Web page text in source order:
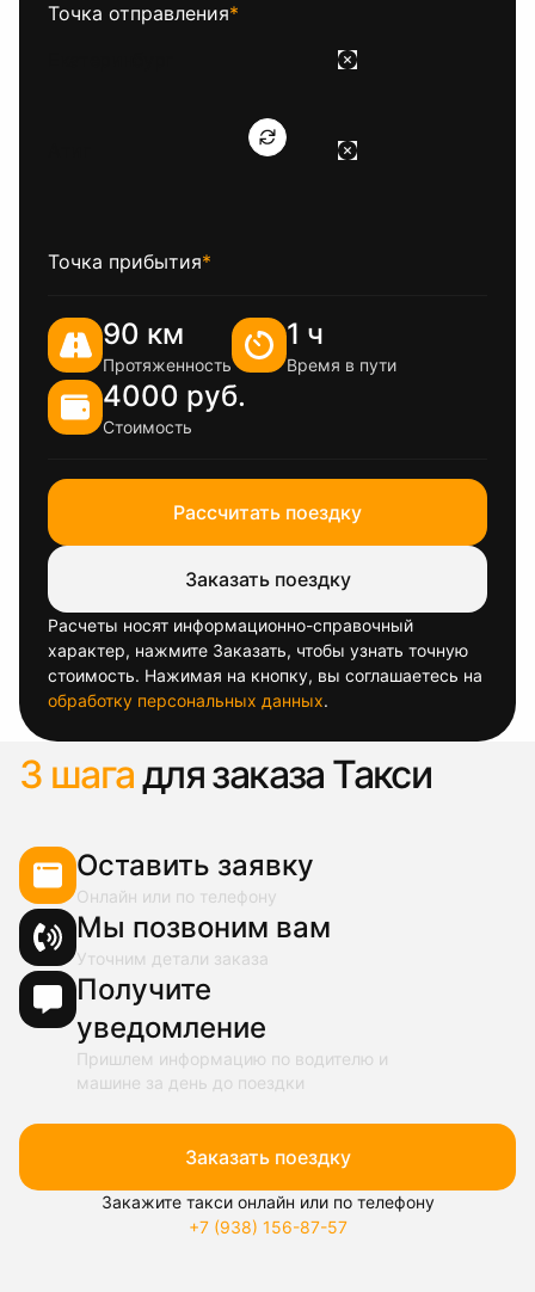
Точка отправления*
Точка прибытия*
90 км
Протяженность
1 ч
Время в пути
4000 руб.
Стоимость
Рассчитать поездку
Заказать поездку
Расчеты носят информационно-справочный
характер, нажмите Заказать, чтобы узнать точную
стоимость. Нажимая на кнопку, вы соглашаетесь на
обработку персональных данных.
3 шагадля заказа Такси
Оставить заявку
Онлайн или по телефону
Мы позвоним вам
Уточним детали заказа
Получите
уведомление
Пришлем информацию по водителю и
машине за день до поездки
Заказать поездку
Закажите такси онлайн или по телефону
+7 (938) 156-87-57